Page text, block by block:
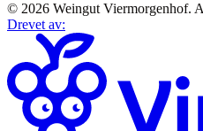
© 2026 Weingut Viermorgenhof.
Drevet av: